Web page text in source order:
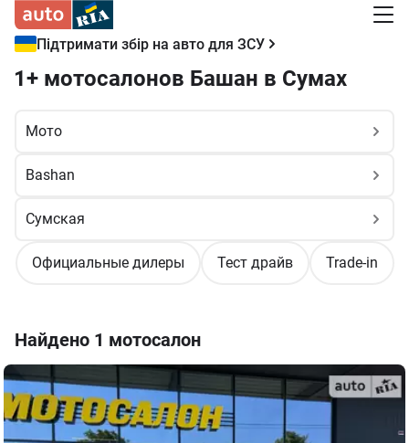
Підтримати збір на авто для ЗСУ
1+ мотосалонов Башан в Сумах
Официальные дилеры Тест драйв Trade-in
Найдено 1 мотосалон